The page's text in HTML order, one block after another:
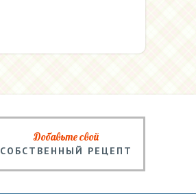
Добавьте свой
СОБСТВЕННЫЙ РЕЦЕПТ